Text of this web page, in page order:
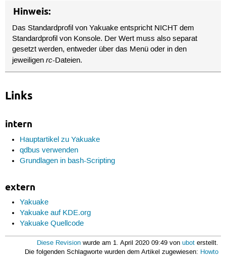
17
19
20
for i
qdbus org.kde.yakuake /Sessions/$i
done
Hinweis:
Das Standardprofil von Yakuake entspricht NICHT dem
Standardprofil von Konsole. Der Wert muss also separat
gesetzt werden, entweder über das Menü oder in den
jeweiligenrc-Dateien.
Links
intern
Hauptartikel zu Yakuake
qdbus verwenden
Grundlagen in bash-Scripting
extern
Yakuake
Yakuake auf KDE.org
Yakuake Quellcode
Diese Revision wurde am 1. April 2020 09:49 vonubot erstellt.
Die folgenden Schlagworte wurden dem Artikel zugewiesen: Howto